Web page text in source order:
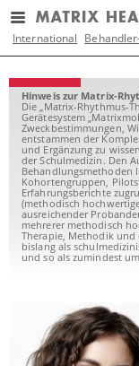
International
Hinweis zur Matrix-
Die „Matrix-Rhythmus-
Gerätesystem
Zweckbestimmungen,
entstammen der
und Ergänzung zu
der Schulmedizin. Den
Behandlungsmethoden
Kohortengruppen,
Erfahrungsberichte
(methodisch
ausreichender
mehrerer methodisch
Therapie, Methodik und
bislang als
und so als zumindest